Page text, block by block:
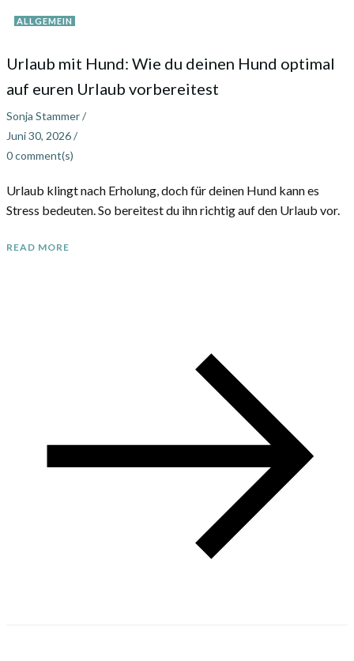
ALLGEMEIN
Urlaub mit Hund: Wie du deinen Hund optimal
auf euren Urlaub vorbereitest
Sonja Stammer/
Juni 30, 2026/
0comment(s)
Urlaub klingt nach Erholung, doch für deinen Hund kann es
Stress bedeuten. So bereitest du ihn richtig auf den Urlaub vor.
READ MORE